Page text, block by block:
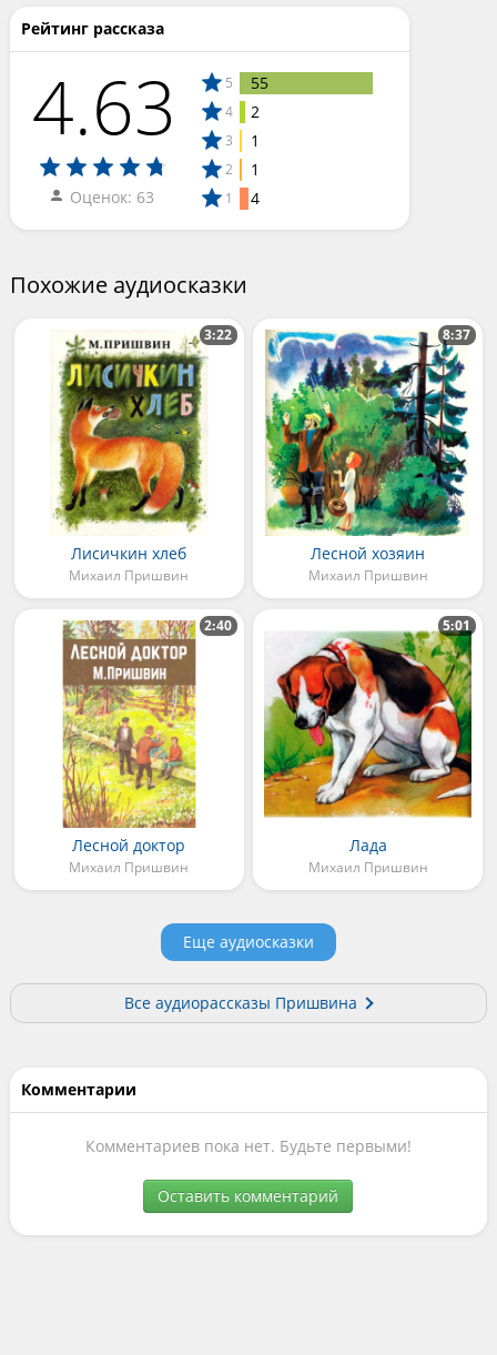
Рейтинг рассказа
4.63
Оценок: 63
5 55
4 2
3 1
2 1
1 4
Похожие аудиосказки
Лисичкин хлеб
Михаил Пришвин
3:22
Лесной хозяин
Михаил Пришвин
8:37
Лесной доктор
Михаил Пришвин
2:40
Лада
Михаил Пришвин
5:01
Еще аудиосказки
Все аудиорассказы Пришвина
Комментарии
Комментариев пока нет. Будьте первыми!
Оставить комментарий